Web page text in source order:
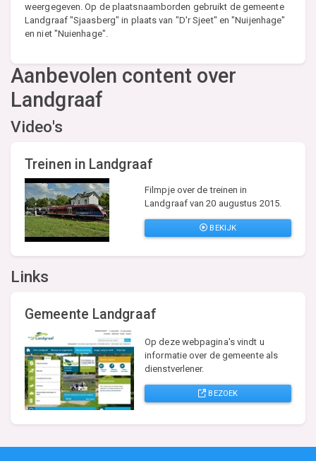
weergegeven. Op de plaatsnaamborden gebruikt de gemeente
Landgraaf "Sjaasberg" in plaats van "D'r Sjeet" en "Nuijenhage"
en niet "Nuienhage".
Aanbevolen content over
Landgraaf
Video's
Treinen in Landgraaf
Filmpje over de treinen in
Landgraaf van 20 augustus 2015.
BEKIJK
Links
Gemeente Landgraaf
Op deze webpagina's vindt u
informatie over de gemeente als
dienstverlener.
BEZOEK